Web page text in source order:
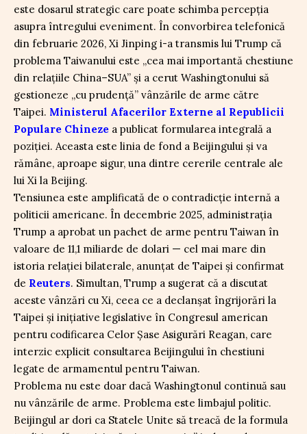
este dosarul strategic care poate schimba percepția
asupra întregului eveniment. În convorbirea telefonică
din februarie 2026, Xi Jinping i-a transmis lui Trump că
problema Taiwanului este „cea mai importantă chestiune
din relațiile China–SUA” și a cerut Washingtonului să
gestioneze „cu prudență” vânzările de arme către
Taipei. Ministerul Afacerilor Externe al Republicii
Populare Chineze a publicat formularea integrală a
poziției. Aceasta este linia de fond a Beijingului și va
rămâne, aproape sigur, una dintre cererile centrale ale
lui Xi la Beijing.
Tensiunea este amplificată de o contradicție internă a
politicii americane. În decembrie 2025, administrația
Trump a aprobat un pachet de arme pentru Taiwan în
valoare de 11,1 miliarde de dolari — cel mai mare din
istoria relației bilaterale, anunțat de Taipei și confirmat
de Reuters. Simultan, Trump a sugerat că a discutat
aceste vânzări cu Xi, ceea ce a declanșat îngrijorări la
Taipei și inițiative legislative în Congresul american
pentru codificarea Celor Șase Asigurări Reagan, care
interzic explicit consultarea Beijingului în chestiuni
legate de armamentul pentru Taiwan.
Problema nu este doar dacă Washingtonul continuă sau
nu vânzările de arme. Problema este limbajul politic.
Beijingul ar dori ca Statele Unite să treacă de la formula